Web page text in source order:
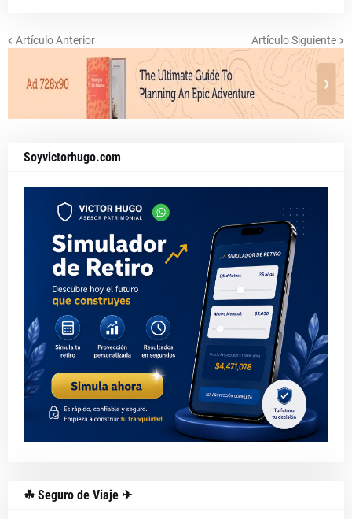
Artículo Anterior Artículo Siguiente
Soyvictorhugo.com
☘ Seguro de Viaje ✈